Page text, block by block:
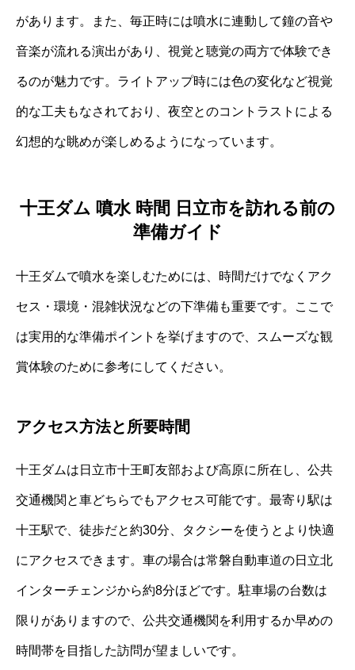
があります。また、毎正時には噴水に連動して鐘の音や
音楽が流れる演出があり、視覚と聴覚の両方で体験でき
るのが魅力です。ライトアップ時には色の変化など視覚
的な工夫もなされており、夜空とのコントラストによる
幻想的な眺めが楽しめるようになっています。
十王ダム 噴水 時間 日立市を訪れる前の
準備ガイド
十王ダムで噴水を楽しむためには、時間だけでなくアク
セス・環境・混雑状況などの下準備も重要です。ここで
は実用的な準備ポイントを挙げますので、スムーズな観
賞体験のために参考にしてください。
アクセス方法と所要時間
十王ダムは日立市十王町友部および高原に所在し、公共
交通機関と車どちらでもアクセス可能です。最寄り駅は
十王駅で、徒歩だと約30分、タクシーを使うとより快適
にアクセスできます。車の場合は常磐自動車道の日立北
インターチェンジから約8分ほどです。駐車場の台数は
限りがありますので、公共交通機関を利用するか早めの
時間帯を目指した訪問が望ましいです。